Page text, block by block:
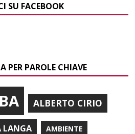
SU FACEBOOK
PER PAROLE CHIAVE
ALBERTO CIRIO
LANGA AMBIENTE